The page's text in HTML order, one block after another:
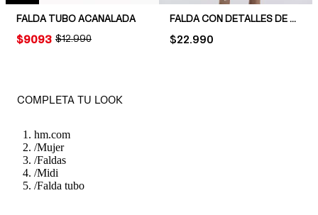
FALDA TUBO ACANALADA
ORIGINAL PRICE:
$12.990
PRICE:
$9093
FALDA CON DETALLES DE ENCAJE
PRICE:
$22.990
COMPLETA TU LOOK
hm.com
/Mujer
/Faldas
/Midi
/Falda tubo